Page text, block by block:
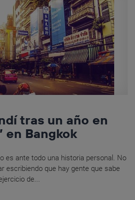
tras un año en
en Bangkok
es ante todo una historia personal. No
escribiendo que hay gente que sabe
de...